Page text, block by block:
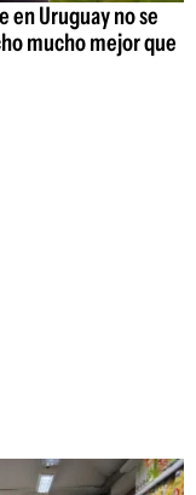
en Uruguay no se
mucho mejor que